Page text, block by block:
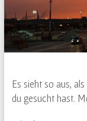
Es sieht so aus,
du gesucht hast.